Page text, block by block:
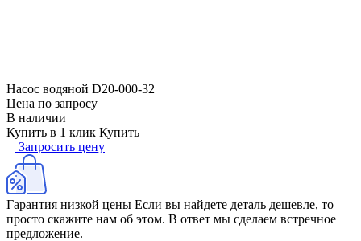
Насос водяной D20-000-32
Цена по запросу
В наличии
Купить в 1 клик Купить
Запросить цену
Гарантия низкой цены Если вы найдете деталь дешевле, то
просто скажите нам об этом. В ответ мы сделаем встречное
предложение.